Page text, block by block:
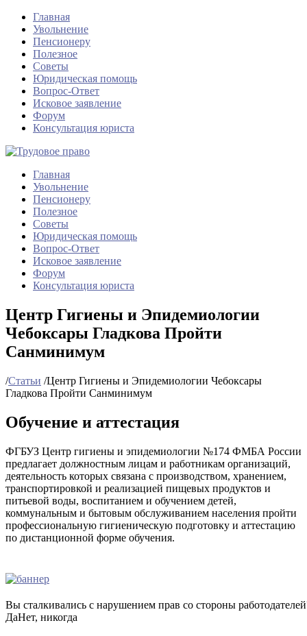
Главная
Увольнение
Пенсионеру
Полезное
Советы
Юридическая помощь
Вопрос-Ответ
Исковое заявление
Форум
Консультация юриста
Главная
Увольнение
Пенсионеру
Полезное
Советы
Юридическая помощь
Вопрос-Ответ
Исковое заявление
Форум
Консультация юриста
Центр Гигиены и Эпидемиологии
Чебоксары Гладкова Пройти
Санминимум
/Статьи /Центр Гигиены и Эпидемиологии Чебоксары
Гладкова Пройти Санминимум
Обучение и аттестация
ФГБУЗ Центр гигиены и эпидемиологии №174 ФМБА России
предлагает должностным лицам и работникам организаций,
деятельность которых связана с производством, хранением,
транспортировкой и реализацией пищевых продуктов и
питьевой воды, воспитанием и обучением детей,
коммунальным и бытовым обслуживанием населения пройти
профессиональную гигиеническую подготовку и аттестацию
по дистанционной форме обучения.
Вы сталкивались с нарушением прав со стороны
ДаНет, никогда